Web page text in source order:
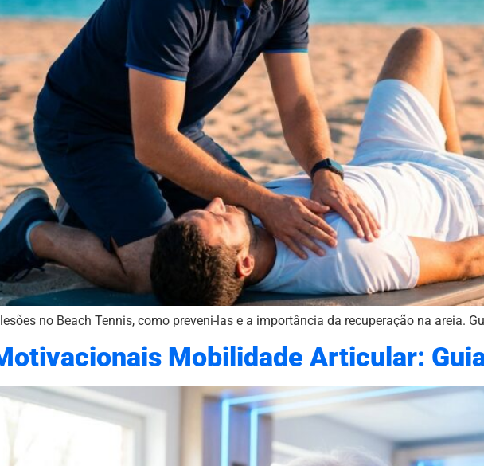
no Beach Tennis, como preveni-las e a importância da recuperação na areia.
Mobilidade Articular: